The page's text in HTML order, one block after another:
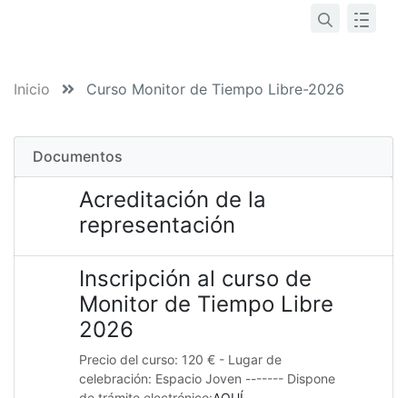
Inicio Curso Monitor de Tiempo Libre-2026
Documentos
Acreditación de la
representación
Inscripción al curso de
Monitor de Tiempo Libre
2026
Precio del curso: 120 € - Lugar de
celebración: Espacio Joven ------- Dispone